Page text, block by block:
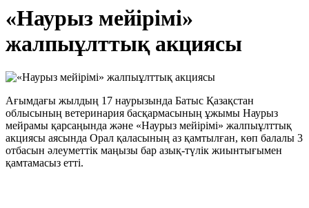
«Наурыз мейірімі»
жалпыұлттық акциясы
Ағымдағы жылдың 17 наурызында Батыс Қазақстан
облысының ветеринария басқармасының ұжымы Наурыз
мейрамы қарсаңында және «Наурыз мейірімі» жалпыұлттық
акциясы аясында Орал қаласының аз қамтылған, көп балалы 3
отбасын әлеуметтік маңызы бар азық-түлік жиынтығымен
қамтамасыз етті.